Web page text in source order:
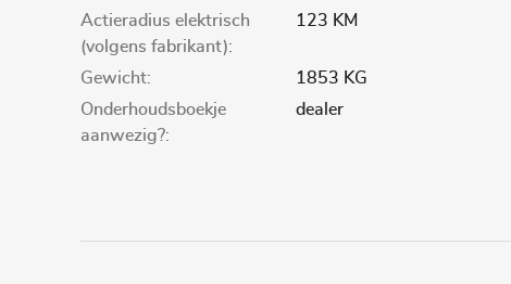
Actieradius elektrisch
(volgens fabrikant):
123 KM
Gewicht: 1853 KG
Onderhoudsboekje
aanwezig?:
dealer